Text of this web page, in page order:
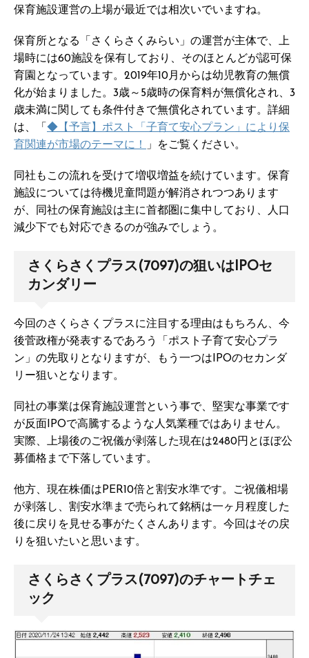
保育施設運営の上場が最近では相次いでいますね。
保育所となる「さくらさくみらい」の運営が主体で、上
場時には60施設を保有しており、そのほとんどが認可保
育園となっています。2019年10月からは幼児教育の無償
化が始まりました。3歳～5歳時の保育料が無償化され、3
歳未満に関しても条件付きで無償化されています。詳細
は、「 ◆【予言】ポスト「子育て安心プラン」により保
育関連が市場のテーマに！
」をご覧ください。
同社もこの流れを受けて増収増益を続けています。保育
施設については待機児童問題が解消されつつあります
が、同社の保育施設は主に首都圏に集中しており、人口
減少下でも対応できるのが強みでしょう。
さくらさくプラス(7097)の狙いはIPOセ
カンダリー
今回のさくらさくプラスに注目する理由はもちろん、今
後菅政権が発表するであろう「ポスト子育て安心プラ
ン」の先取りとなりますが、もう一つはIPOのセカンダ
リー狙いとなります。
同社の事業は保育施設運営という事で、堅実な事業です
が反面IPOで高騰するような人気業種ではありません。
実際、上場後のご祝儀が剥落した現在は2480円とほぼ公
募価格まで下落しています。
他方、現在株価はPER10倍と割安水準です。ご祝儀相場
が剥落し、割安水準まで売られて銘柄は一ヶ月程度した
後に戻りを見せる事がたくさんあります。今回はその戻
りを狙いたいと思います。
さくらさくプラス(7097)のチャートチェ
ック